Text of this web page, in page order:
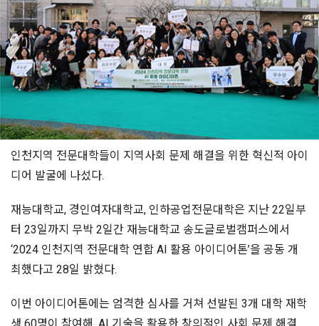
인천지역 전문대학들이 지역사회 문제 해결을 위한 혁신적 아이
디어 발굴에 나섰다.
재능대학교, 경인여자대학교, 인하공업전문대학은 지난 22일부
터 23일까지 무박 2일간 재능대학교 송도글로벌캠퍼스에서
‘2024 인천지역 전문대학 연합 AI 활용 아이디어톤’을 공동 개
최했다고 28일 밝혔다.
이번 아이디어톤에는 엄격한 심사를 거쳐 선발된 3개 대학 재학